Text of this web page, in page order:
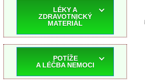
LÉKY A
ZDRAVOTNICKÝ
MATERIÁL
POTÍŽE
A LÉČBA NEMOCI